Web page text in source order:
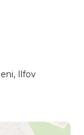
Ilfov